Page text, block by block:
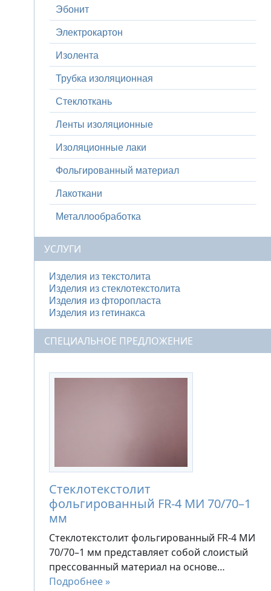
Эбонит
Электрокартон
Изолента
Трубка изоляционная
Стеклоткань
Ленты изоляционные
Изоляционные лаки
Фольгированный материал
Лакоткани
Металлообработка
УСЛУГИ
Изделия из текстолита
Изделия из стеклотекстолита
Изделия из фторопласта
Изделия из гетинакса
СПЕЦИАЛЬНОЕ ПРЕДЛОЖЕНИЕ
Стеклотекстолит
фольгированный FR-4 МИ 70/70–1
мм
Стеклотекстолит фольгированный FR-4 МИ
70/70–1 мм представляет собой слоистый
прессованный материал на основе…
Подробнее »